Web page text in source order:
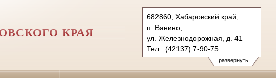
развернуть
682860, Хабаровский край,
п. Ванино,
ул. Железнодорожная, д. 41
Тел.: (42137) 7-90-75
vaninsky.hbr@sudrf.ru
КРАЯ